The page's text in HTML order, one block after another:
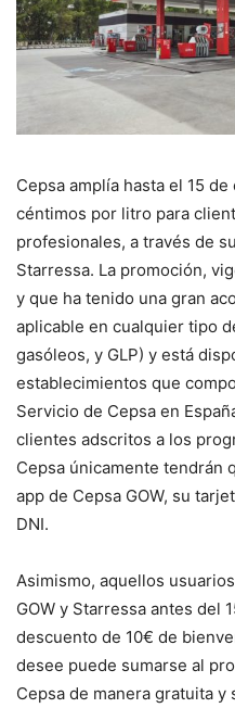
Cepsa amplía hasta el 15
céntimos por litro para
profesionales, a través de
Starressa. La promoción,
y que ha tenido una gran
aplicable en cualquier tipo
gasóleos, y GLP) y está
establecimientos que
Servicio de Cepsa en
clientes adscritos a los
Cepsa únicamente tendrán
app de Cepsa GOW, su
DNI.
Asimismo, aquellos
GOW y Starressa antes del
descuento de 10€ de
desee puede sumarse al
Cepsa de manera gratuita y